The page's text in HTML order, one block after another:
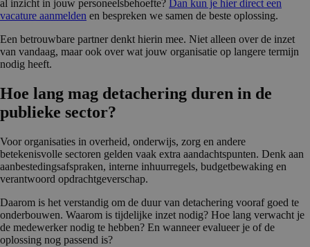
al inzicht in jouw personeelsbehoefte? Dan kun je hier direct een
vacature aanmelden en bespreken we samen de beste oplossing.
Een betrouwbare partner denkt hierin mee. Niet alleen over de inzet
van vandaag, maar ook over wat jouw organisatie op langere termijn
nodig heeft.
Hoe lang mag detachering duren in de
publieke sector?
Voor organisaties in overheid, onderwijs, zorg en andere
betekenisvolle sectoren gelden vaak extra aandachtspunten. Denk aan
aanbestedingsafspraken, interne inhuurregels, budgetbewaking en
verantwoord opdrachtgeverschap.
Daarom is het verstandig om de duur van detachering vooraf goed te
onderbouwen. Waarom is tijdelijke inzet nodig? Hoe lang verwacht je
de medewerker nodig te hebben? En wanneer evalueer je of de
oplossing nog passend is?